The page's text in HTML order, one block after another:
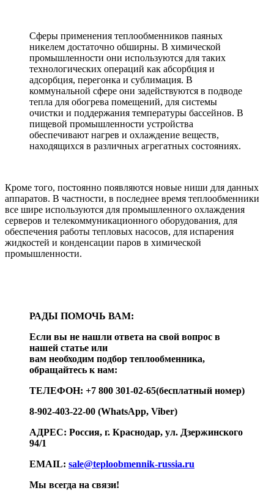
Сферы применения теплообменников паяных
никелем достаточно обширны. В химической
промышленности они используются для таких
технологических операций как абсорбция и
адсорбция, перегонка и сублимация. В
коммунальной сфере они задействуются в подводе
тепла для обогрева помещений, для системы
очистки и поддержания температуры бассейнов. В
пищевой промышленности устройства
обеспечивают нагрев и охлаждение веществ,
находящихся в различных агрегатных состояниях.
Кроме того, постоянно появляются новые ниши для данных
аппаратов. В частности, в последнее время теплообменники
все шире используются для промышленного охлаждения
серверов и телекоммуникационного оборудования, для
обеспечения работы тепловых насосов, для испарения
жидкостей и конденсации паров в химической
промышленности.
РАДЫ ПОМОЧЬ ВАМ:
Если вы не нашли ответа на свой вопрос в
нашей статье или
вам необходим подбор теплообменника,
обращайтесь к нам:
ТЕЛЕФОН: +7 800 301-02-65(бесплатный номер)
8-902-403-22-00 (WhatsApp, Viber)
АДРЕС: Россия, г. Краснодар, ул. Дзержинского
94/1
EMAIL: sale@teploobmennik-russia.ru
Мы всегда на связи!